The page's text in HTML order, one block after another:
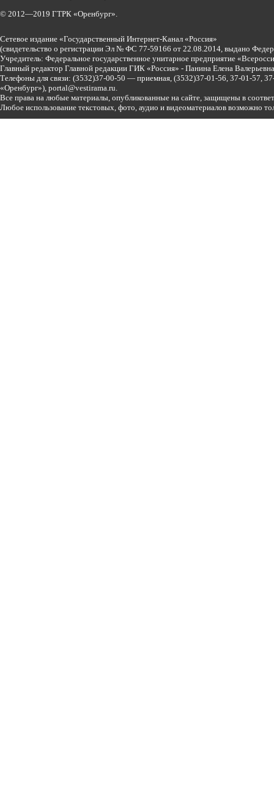
© 2012—2019 ГТРК «Оренбург».
Сетевое издание «Государственный Интернет-Канал «Россия»
(свидетельство о регистрации Эл № ФС 77-59166 от 22.08.2014, выдано
Учредитель: Федеральное государственное унитарное предприятие
Главный редактор Главной редакции ГИК «Россия» - Панина Елена
Телефоны для связи: (3532)37-00-50 — приемная, (3532)37-01-56, 37-01-57,
«Оренбург»), portal@vestirama.ru.
Все права на любые материалы, опубликованные на сайте, защищены в
Любое использование текстовых, фото, аудио и видеоматериалов возможно